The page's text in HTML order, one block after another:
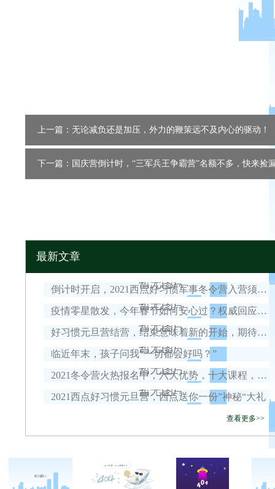
上一篇：无论减负还是加压，外力的鞭策远不及内心的驱动！
下一篇：国庆营倒计时，“三军兵王争霸营”名额不多，快来捡
最新文章
倒计时开启，2021西点好习惯军事冬令营入营须知！
疫情零星散发，今年春节如何安心过？权威回应来了！
好习惯元旦营结营，结束意味着新的开始，期待我们下一次的相遇！
临近年末，孩子问我“一切都会好吗？”
2021冬令营火热报名中，六大优势，十大课程，安全保障全面升级！
2021西点好习惯元旦营，西点送你一份”神秘“大礼
查看更多>>